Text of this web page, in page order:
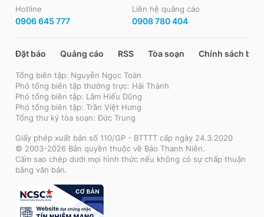
Hotline
0906 645 777
Liên hệ quảng cáo
0908 780 404
Đặt báo Quảng cáo RSS Tòa soạn Chính sách bảo
Tổng biên tập: Nguyễn Ngọc Toàn
Phó tổng biên tập thường trực: Hải Thành
Phó tổng biên tập: Lâm Hiếu Dũng
Phó tổng biên tập: Trần Việt Hưng
Tổng thư ký tòa soạn: Đức Trung
Giấy phép xuất bản số 110/GP - BTTTT cấp ngày 24.3.2020
© 2003-2026 Bản quyền thuộc về Báo Thanh Niên.
Cấm sao chép dưới mọi hình thức nếu không có sự chấp thuận
bằng văn bản.